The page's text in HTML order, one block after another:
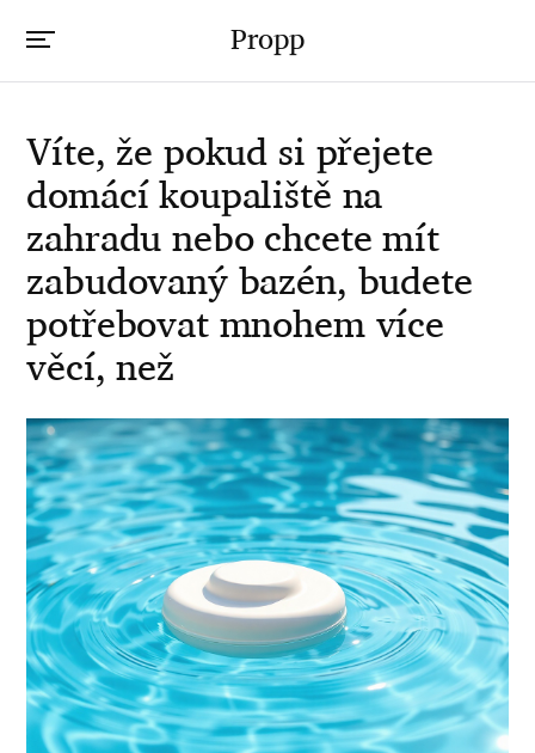
Propp
Víte, že pokud si přejete
domácí koupaliště na
zahradu nebo chcete mít
zabudovaný bazén, budete
potřebovat mnohem více
věcí, než